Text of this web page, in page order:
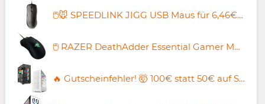
🖱️🐭 SPEEDLINK JIGG USB Maus für 6,46€ (statt 9€)
🖱️ RAZER DeathAdder Essential Gamer Maus für 17,90€ (statt 22€)
🔥 Gutscheinfehler! 🤯 100€ statt 50€ auf Sharkoon PC-Gehäuse – z.B. REV 300 für 59,99€ (statt 160€)